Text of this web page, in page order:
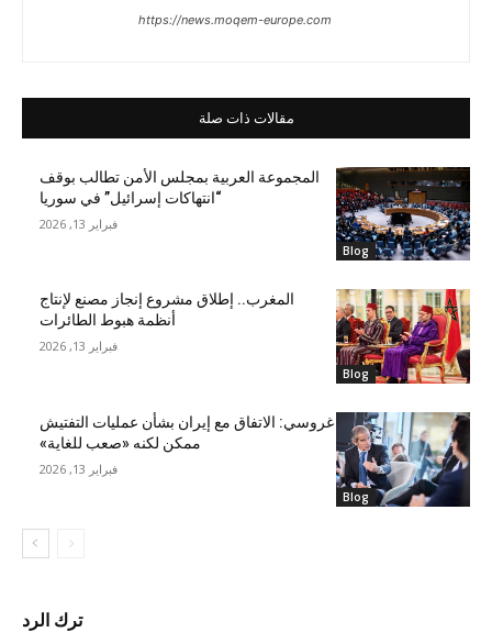
https://news.moqem-europe.com
مقالات ذات صلة
Blog
المجموعة العربية بمجلس الأمن تطالب بوقف
“انتهاكات إسرائيل” في سوريا
فبراير 13, 2026
Blog
المغرب.. إطلاق مشروع إنجاز مصنع لإنتاج
أنظمة هبوط الطائرات
فبراير 13, 2026
Blog
غروسي: الاتفاق مع إيران بشأن عمليات التفتيش
ممكن لكنه «صعب للغاية»
فبراير 13, 2026
ترك الرد